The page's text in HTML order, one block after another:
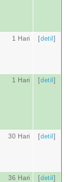
1 Hari [detil]
1 Hari [detil]
30 Hari [detil]
36 Hari [detil]